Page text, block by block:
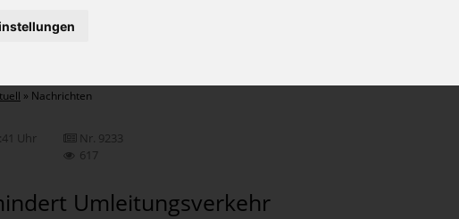
» Nachrichten
Uhr
Nr. 9233
617
Umleitungsverkehr